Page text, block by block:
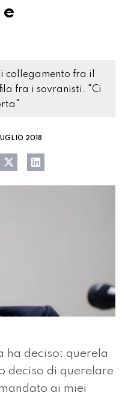
collegamento fra il
fra i sovranisti. "Ci
2018
ha deciso: querela
deciso di querelare
ai miei